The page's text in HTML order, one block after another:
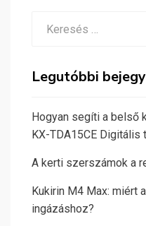
Legutóbbi
Hogyan segíti a belső
KX-TDA15CE
A kerti szerszámok a
Kukirin M4 Max: miért
ingázáshoz?